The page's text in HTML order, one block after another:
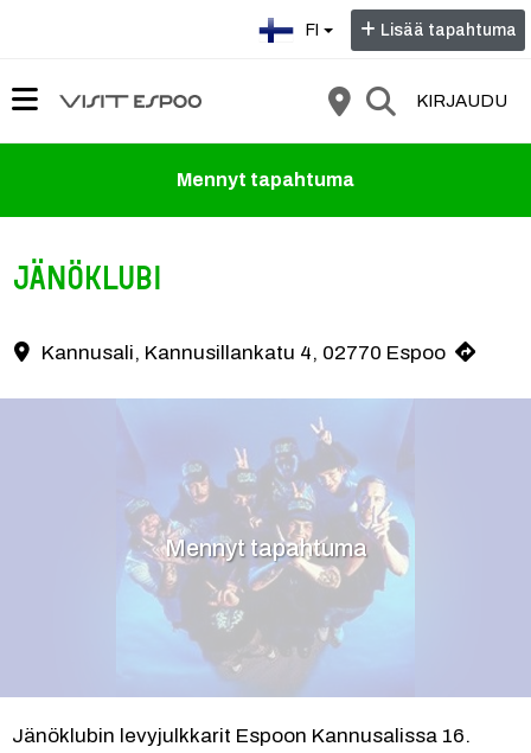
FI Lisää tapahtuma
KIRJAUDU
Mennyt tapahtuma
Jänöklubi
Jänöklubin levyjulkkarit Espoon Kannusalissa 16. toukokuuta!
Yhteystiedot
Kannusali, Kannusillankatu 4, 02770 Espoo
Mennyt tapahtuma
Jänöklubin levyjulkkarit Espoon Kannusalissa 16.